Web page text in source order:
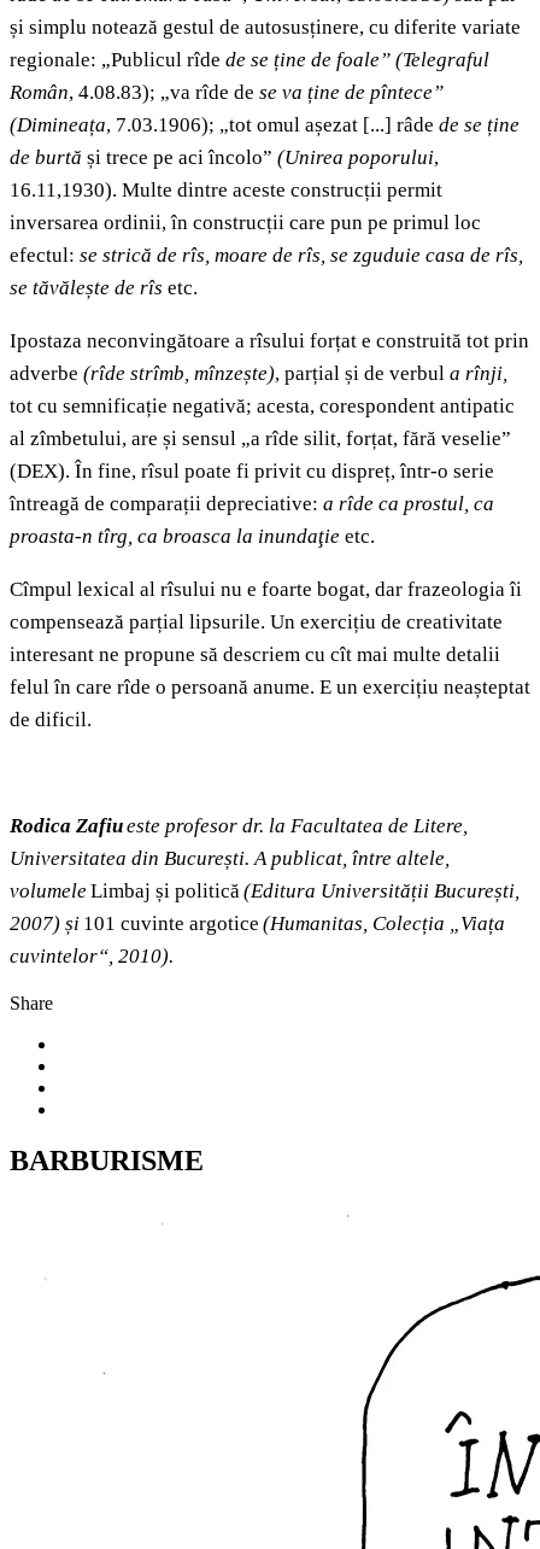
și simplu notează gestul de autosusținere, cu diferite variate
regionale: „Publicul rîde de se ține de foale” (Telegraful
Român, 4.08.83); „va rîde de se va ține de pîntece”
(Dimineața, 7.03.1906); „tot omul așezat [...] râde de se ține
de burtă și trece pe aci încolo” (Unirea poporului,
16.11,1930). Multe dintre aceste construcții permit
inversarea ordinii, în construcții care pun pe primul loc
efectul: se strică de rîs, moare de rîs, se zguduie casa de rîs,
se tăvălește de rîs etc.
Ipostaza neconvingătoare a rîsului forțat e construită tot prin
adverbe (rîde strîmb, mînzește), parțial și de verbul a rînji,
tot cu semnificație negativă; acesta, corespondent antipatic
al zîmbetului, are și sensul „a rîde silit, forțat, fără veselie”
(DEX). În fine, rîsul poate fi privit cu dispreț, într-o serie
întreagă de comparații depreciative: a rîde ca prostul, ca
proasta-n tîrg, ca broasca la inundaţie etc.
Cîmpul lexical al rîsului nu e foarte bogat, dar frazeologia îi
compensează parțial lipsurile. Un exercițiu de creativitate
interesant ne propune să descriem cu cît mai multe detalii
felul în care rîde o persoană anume. E un exercițiu neașteptat
de dificil.
Rodica Zafiueste profesor dr. la Facultatea de Litere,
Universitatea din București. A publicat, între altele,
volumeleLimbaj și politică(Editura Universității București,
2007) și 101 cuvinte argotice (Humanitas, Colecția „Viața
cuvintelor“, 2010).
Share
BARBURISME